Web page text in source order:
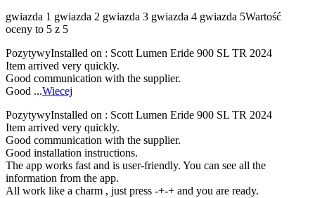
gwiazda 1 gwiazda 2 gwiazda 3 gwiazda 4 gwiazda 5Wartość
oceny to 5 z 5
PozytywyInstalled on : Scott Lumen Eride 900 SL TR 2024
Item arrived very quickly.
Good communication with the supplier.
Good ...Wiecej
PozytywyInstalled on : Scott Lumen Eride 900 SL TR 2024
Item arrived very quickly.
Good communication with the supplier.
Good installation instructions.
The app works fast and is user-friendly. You can see all the
information from the app.
All work like a charm , just press -+-+ and you are ready.